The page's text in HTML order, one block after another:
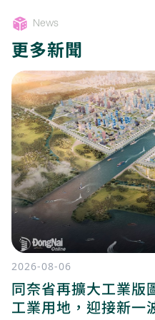
News
更多新聞
2026-08-06
同奈省再擴大工業版
工業用地，迎接新一